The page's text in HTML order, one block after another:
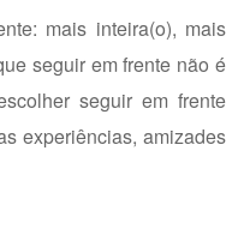
mais inteira(o), mais
seguir em frente não é
seguir em frente
experiências, amizades